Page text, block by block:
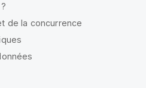
de la concurrence